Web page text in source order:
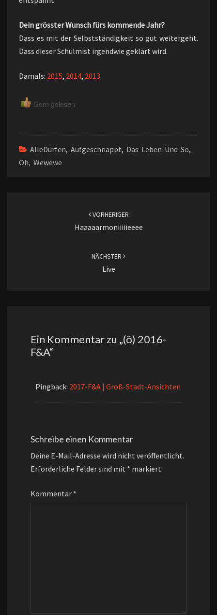
Dein grösster Wunsch fürs kommende Jahr?
Dass es mit der Selbstständigkeit so gut weitergeht.
Dass dieser Schulmist irgendwie geklärt wird.
Damals: 2015, 2014, 2013
Gern gelesen
AlleDürfen, Aufgeschnappt, Das Leben Und So,
Oh, Wewewe
VORHERIGER
Haaaaarmoniiiiieeee
NÄCHSTER
Live
Ein Kommentar zu „(ö) 2016-
F&A“
Pingback: 2017-F&A | Groß-Stadt-Ansichten
Schreibe einen Kommentar
Deine E-Mail-Adresse wird nicht veröffentlicht.
Erforderliche Felder sind mit * markiert
Kommentar *